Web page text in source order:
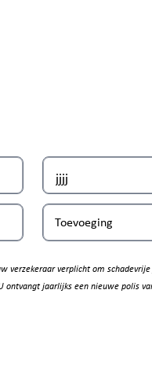
Toevoeging
verzekeraar verplicht om
ontvangt jaarlijks een nieuwe polis